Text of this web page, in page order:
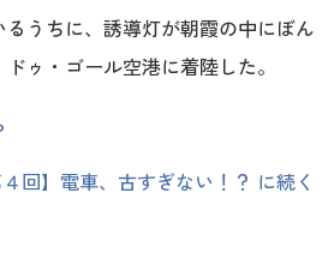
うちに、誘導灯が朝霞の中にぼん
ゥ・ゴール空港に着陸した。
回】電車、古すぎない！？ に続く